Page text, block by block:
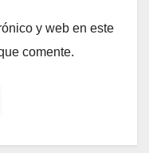
y web en este
comente.